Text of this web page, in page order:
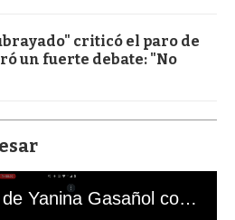
criticó el paro de
un fuerte debate: "No
El mal momento de Yanina Gasañol con un hincha argentino en "Subrayado"